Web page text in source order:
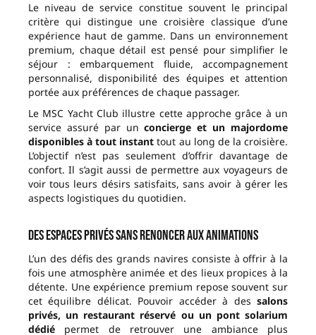
Le niveau de service constitue souvent le principal
critère qui distingue une croisière classique d’une
expérience haut de gamme. Dans un environnement
premium, chaque détail est pensé pour simplifier le
séjour : embarquement fluide, accompagnement
personnalisé, disponibilité des équipes et attention
portée aux préférences de chaque passager.
Le MSC Yacht Club illustre cette approche grâce à un
service assuré par unconcierge et un majordome
disponibles à tout instant tout au long de la croisière.
L’objectif n’est pas seulement d’offrir davantage de
confort. Il s’agit aussi de permettre aux voyageurs de
voir tous leurs désirs satisfaits, sans avoir à gérer les
aspects logistiques du quotidien.
Des espaces privés sans renoncer aux animations
L’un des défis des grands navires consiste à offrir à la
fois une atmosphère animée et des lieux propices à la
détente. Une expérience premium repose souvent sur
cet équilibre délicat. Pouvoir accéder à des salons
privés, un restaurant réservé ou un pont solarium
dédié permet de retrouver une ambiance plus